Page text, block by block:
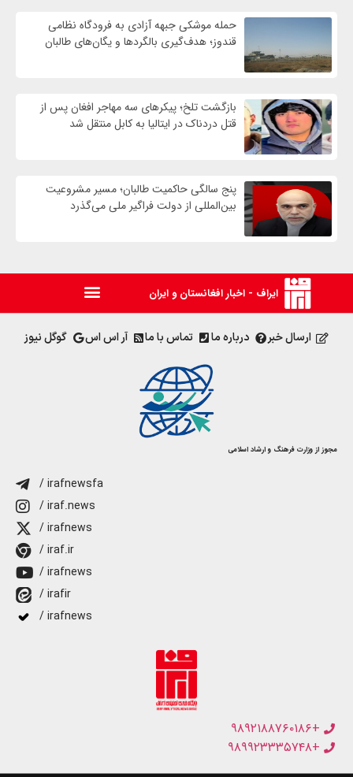
حمله موشکی جبهه آزادی به فرودگاه نظامی
قندوز؛ هدف‌گیری بالگردها و یگان‌های طالبان
بازگشت تلخ؛ پیکرهای سه مهاجر افغان پس از
قتل دردناک در ایتالیا به کابل منتقل شد
پنج سالگی حاکمیت طالبان؛ مسیر مشروعیت
بین‌المللی از دولت فراگیر ملی می‌گذرد
ایراف - اخبار افغانستان و ایران
ارسال خبر درباره ما تماس با ما آر اس اس گوگل نیوز
مجوز از وزارت فرهنگ و ارشاد اسلامی
/ irafnewsfa
/ iraf.news
/ irafnews
/ iraf.ir
/ irafnews
/ irafir
/ irafnews
+۹۸۹۲۱۸۸۷۶۰۱۸۶
+۹۸۹۹۲۳۳۳۵۷۴۸